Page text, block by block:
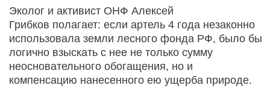
Эколог и активист ОНФ Алексей
Грибков полагает: если артель 4 года незаконно
использовала земли лесного фонда РФ, было бы
логично взыскать с нее не только сумму
неосновательного обогащения, но и
компенсацию нанесенного ею ущерба природе.